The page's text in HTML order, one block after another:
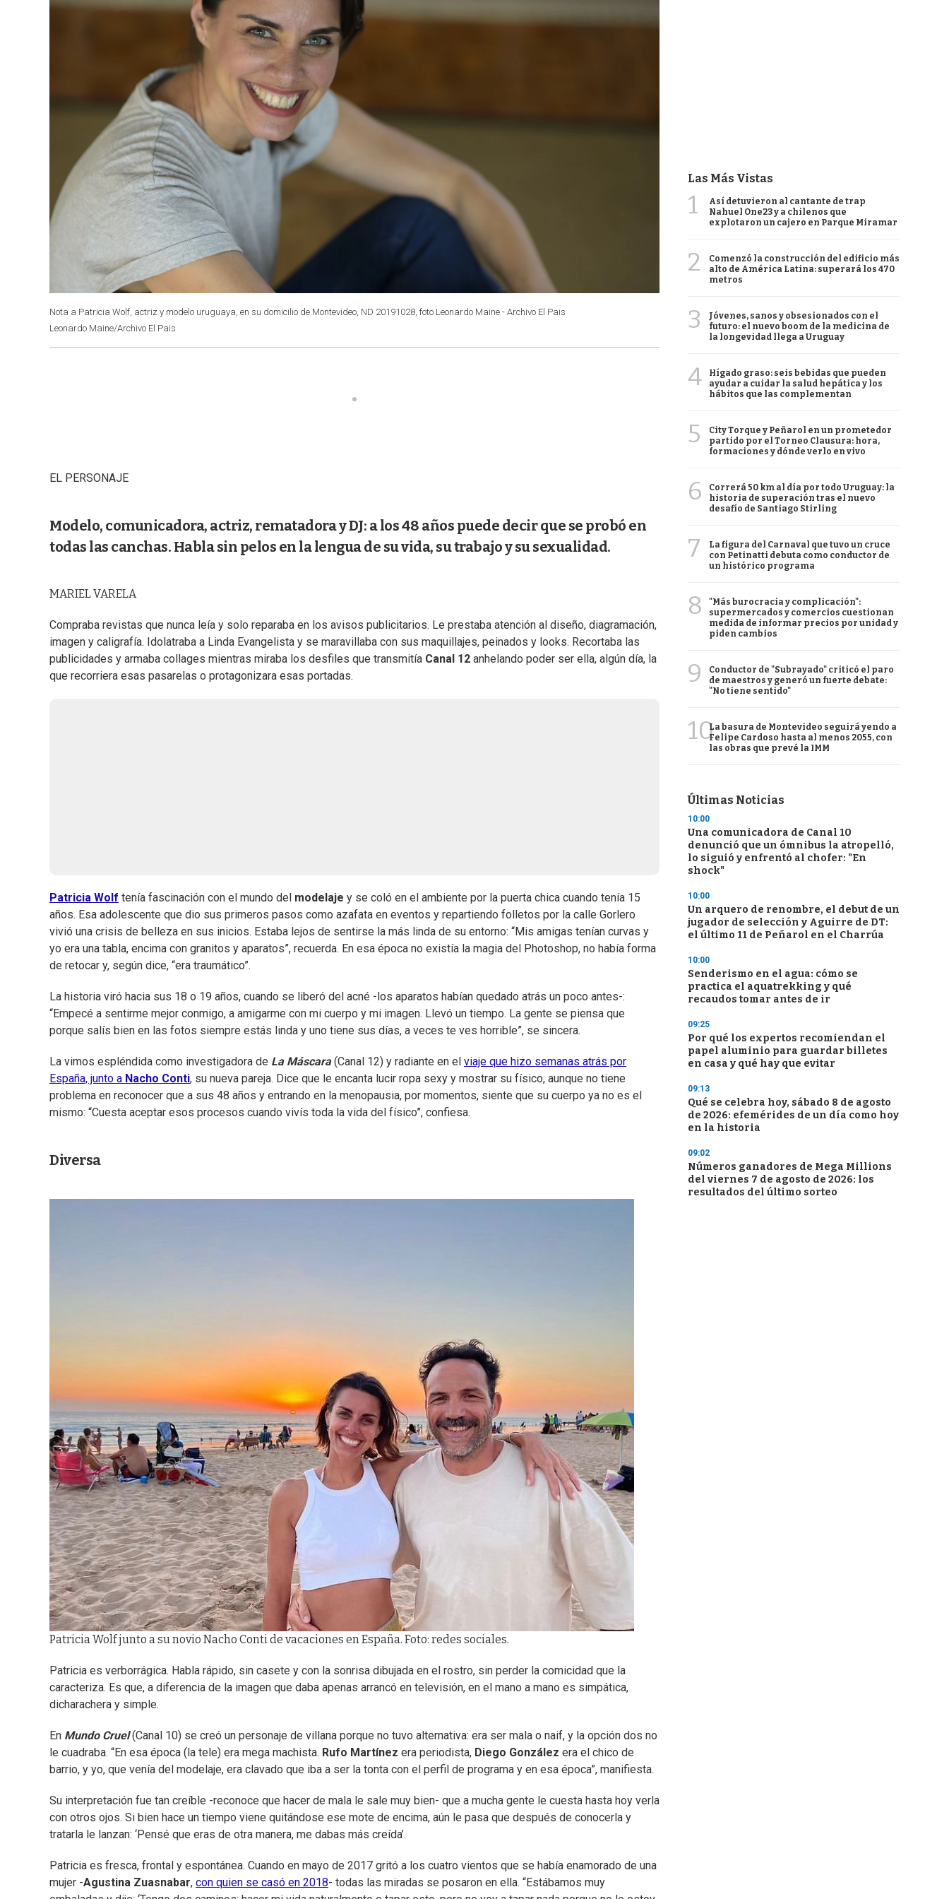
Nota a Patricia Wolf, actriz y modelo uruguaya, en su domicilio de Montevideo, ND 20191028, foto Leonardo Maine - Archivo El Pais
Leonardo Maine/Archivo El Pais
EL PERSONAJE
Modelo, comunicadora, actriz, rematadora y DJ: a los 48 años puede decir que se probó en
todas las canchas. Habla sin pelos en la lengua de su vida, su trabajo y su sexualidad.
MARIEL VARELA
Compraba revistas que nunca leía y solo reparaba en los avisos publicitarios. Le prestaba atención al diseño, diagramación,
imagen y caligrafía. Idolatraba a Linda Evangelista y se maravillaba con sus maquillajes, peinados y looks. Recortaba las
publicidades y armaba collages mientras miraba los desfiles que transmitía Canal 12 anhelando poder ser ella, algún día, la
que recorriera esas pasarelas o protagonizara esas portadas.
Patricia Wolf tenía fascinación con el mundo del modelaje y se coló en el ambiente por la puerta chica cuando tenía 15
años. Esa adolescente que dio sus primeros pasos como azafata en eventos y repartiendo folletos por la calle Gorlero
vivió una crisis de belleza en sus inicios. Estaba lejos de sentirse la más linda de su entorno: “Mis amigas tenían curvas y
yo era una tabla, encima con granitos y aparatos”, recuerda. En esa época no existía la magia del Photoshop, no había forma
de retocar y, según dice, “era traumático”.
La historia viró hacia sus 18 o 19 años, cuando se liberó del acné -los aparatos habían quedado atrás un poco antes-:
“Empecé a sentirme mejor conmigo, a amigarme con mi cuerpo y mi imagen. Llevó un tiempo. La gente se piensa que
porque salís bien en las fotos siempre estás linda y uno tiene sus días, a veces te ves horrible”, se sincera.
La vimos espléndida como investigadora de La Máscara(Canal 12) y radiante en el viaje que hizo semanas atrás por
España, junto a Nacho Conti, su nueva pareja. Dice que le encanta lucir ropa sexy y mostrar su físico, aunque no tiene
problema en reconocer que a sus 48 años y entrando en la menopausia, por momentos, siente que su cuerpo ya no es el
mismo: “Cuesta aceptar esos procesos cuando vivís toda la vida del físico”, confiesa.
Diversa
Patricia Wolf junto a su novio Nacho Conti de vacaciones en España. Foto: redes sociales.
Patricia es verborrágica. Habla rápido, sin casete y con la sonrisa dibujada en el rostro, sin perder la comicidad que la
caracteriza. Es que, a diferencia de la imagen que daba apenas arrancó en televisión, en el mano a mano es simpática,
dicharachera y simple.
En Mundo Cruel(Canal 10) se creó un personaje de villana porque no tuvo alternativa: era ser mala o naif, y la opción dos no
le cuadraba. “En esa época (la tele) era mega machista. Rufo Martínez era periodista, Diego González era el chico de
barrio, y yo, que venía del modelaje, era clavado que iba a ser la tonta con el perfil de programa y en esa época”, manifiesta.
Su interpretación fue tan creíble -reconoce que hacer de mala le sale muy bien- que a mucha gente le cuesta hasta hoy verla
con otros ojos. Si bien hace un tiempo viene quitándose ese mote de encima, aún le pasa que después de conocerla y
tratarla le lanzan: ‘Pensé que eras de otra manera, me dabas más creída’.
Patricia es fresca, frontal y espontánea. Cuando en mayo de 2017 gritó a los cuatro vientos que se había enamorado de una
mujer -Agustina Zuasnabar, con quien se casó en 2018- todas las miradas se posaron en ella. “Estábamos muy
Las Más Vistas
1
Así detuvieron al cantante de trap
Nahuel One23 y a chilenos que
explotaron un cajero en Parque Miramar
2
Comenzó la construcción del edificio más
alto de América Latina: superará los 470
metros
3
Jóvenes, sanos y obsesionados con el
futuro: el nuevo boom de la medicina de
la longevidad llega a Uruguay
4
Hígado graso: seis bebidas que pueden
ayudar a cuidar la salud hepática y los
hábitos que las complementan
5
City Torque y Peñarol en un prometedor
partido por el Torneo Clausura: hora,
formaciones y dónde verlo en vivo
6
Correrá 50 km al día por todo Uruguay: la
historia de superación tras el nuevo
desafío de Santiago Stirling
7
La figura del Carnaval que tuvo un cruce
con Petinatti debuta como conductor de
un histórico programa
8
"Más burocracia y complicación":
supermercados y comercios cuestionan
medida de informar precios por unidad y
piden cambios
9
Conductor de "Subrayado" criticó el paro
de maestros y generó un fuerte debate:
"No tiene sentido"
10La basura de Montevideo seguirá yendo a
Felipe Cardoso hasta al menos 2055, con
las obras que prevé la IMM
Últimas Noticias
10:00
Una comunicadora de Canal 10
denunció que un ómnibus la atropelló,
lo siguió y enfrentó al chofer: "En
shock"
10:00
Un arquero de renombre, el debut de un
jugador de selección y Aguirre de DT:
el último 11 de Peñarol en el Charrúa
10:00
Senderismo en el agua: cómo se
practica el aquatrekking y qué
recaudos tomar antes de ir
09:25
Por qué los expertos recomiendan el
papel aluminio para guardar billetes
en casa y qué hay que evitar
09:13
Qué se celebra hoy, sábado 8 de agosto
de 2026: efemérides de un día como hoy
en la historia
09:02
Números ganadores de Mega Millions
del viernes 7 de agosto de 2026: los
resultados del último sorteo